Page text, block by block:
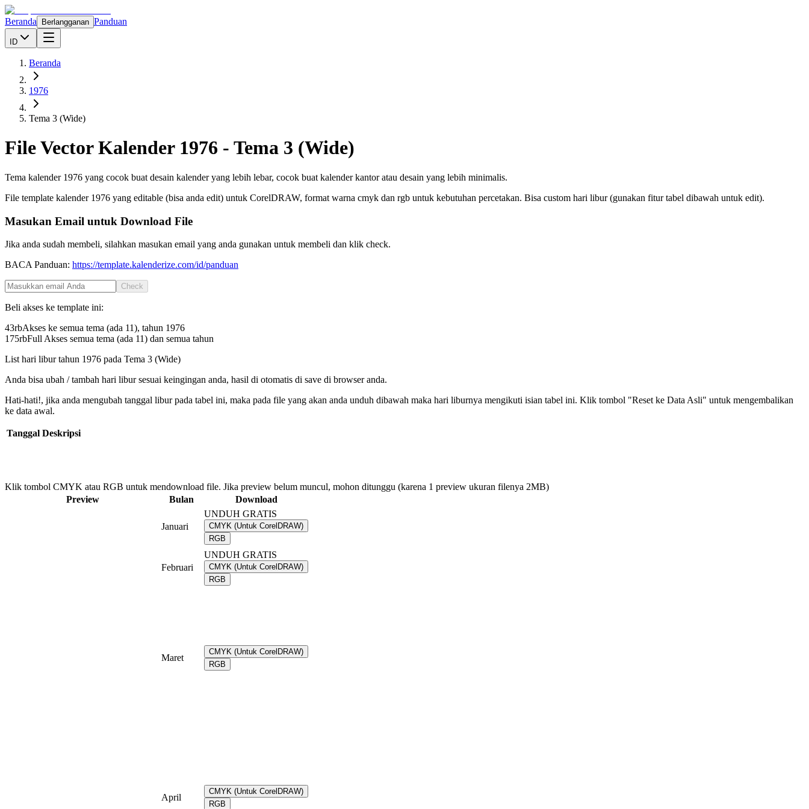
Beranda Berlangganan Panduan
ID
Beranda
1976
Tema 3 (Wide)
File Vector Kalender 1976 - Tema 3 (Wide)
Tema kalender 1976 yang cocok buat desain kalender yang lebih lebar, cocok buat kalender kantor atau desain yang lebih minimalis.
File template kalender 1976 yang editable (bisa anda edit) untuk CorelDRAW, format warna cmyk dan rgb untuk kebutuhan percetakan. Bisa custom hari libur (gunakan fitur tabel dibawah untuk edit).
Masukan Email untuk Download File
Jika anda sudah membeli, silahkan masukan email yang anda gunakan untuk membeli dan klik check.
BACA Panduan: https://template.kalenderize.com/id/panduan
Check
Beli akses ke template ini:
43rbAkses ke semua tema (ada 11), tahun 1976
175rbFull Akses semua tema (ada 11) dan semua tahun
List hari libur tahun 1976 pada Tema 3 (Wide)
Anda bisa ubah / tambah hari libur sesuai keingingan anda, hasil di otomatis di save di browser anda.
Hati-hati!, jika anda mengubah tanggal libur pada tabel ini, maka pada file yang akan anda unduh dibawah maka hari liburnya mengikuti isian tabel ini. Klik tombol "Reset ke Data Asli" untuk mengembalikan
ke data awal.
Tanggal Deskripsi
Klik tombol CMYK atau RGB untuk mendownload file. Jika preview belum muncul, mohon ditunggu (karena 1 preview ukuran filenya 2MB)
Preview
Bulan Download
Januari
UNDUH GRATIS
CMYK (Untuk CorelDRAW)
RGB
Februari
UNDUH GRATIS
CMYK (Untuk CorelDRAW)
RGB
Maret
CMYK (Untuk CorelDRAW)
RGB
April
CMYK (Untuk CorelDRAW)
RGB